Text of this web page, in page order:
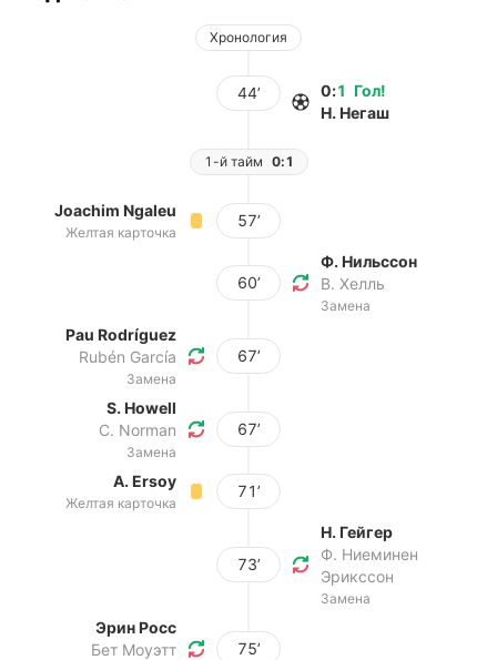
Хронология
44’ Гол!
0:1
Н. Негаш
1-й тайм 0:1
Joachim Ngaleu
Желтая карточка
57’
60’
Ф. Нильссон
В. Хелль
Замена
Pau Rodríguez
Rubén García
Замена
67’
S. Howell
C. Norman
Замена
67’
A. Ersoy
Желтая карточка
71’
73’
Н. Гейгер
Ф. Ниеминен
Эрикссон
Замена
Эрин Росс
Бет Моуэтт
75’